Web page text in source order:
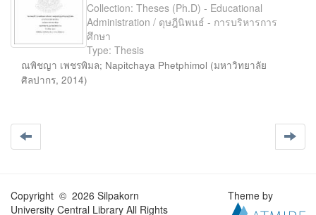
Collection: Theses (Ph.D) - Educational
Administration / ดุษฎีนิพนธ์ - การบริหารการ
ศึกษา
Type: Thesis
ณพิชญา เพชรพิมล; Napitchaya Phetphimol (มหาวิทยาลัย
ศิลปากร, 2014)
Copyright © 2026 Silpakorn
University Central Library All Rights
Theme by